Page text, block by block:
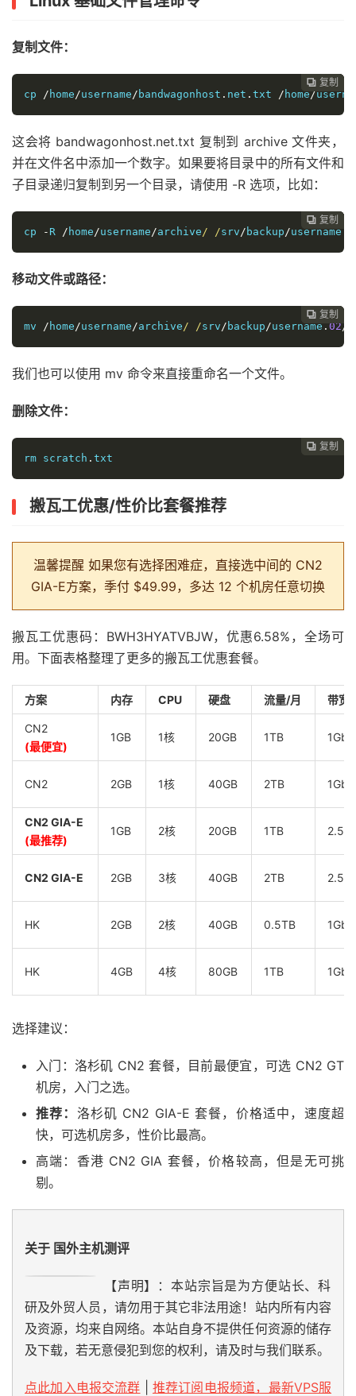
复制文件：
 复制
 复制
 复制
 复制
 复制
 复制
cp
/ home /username / bandwagonhost . net . txt / home /
这会将 bandwagonhost.net.txt 复制到 archive 文件夹，
并在文件名中添加一个数字。如果要将目录中的所有文件和
子目录递归复制到另一个目录，请使用 -R 选项，比如：
 复制
 复制
 复制
 复制
 复制
cp
- R / home /username /archive / /srv / backup /username
移动文件或路径：
 复制
 复制
 复制
 复制
mv
/ home /username /archive / /srv / backup /username . 02 /
我们也可以使用 mv 命令来直接重命名一个文件。
删除文件：
 复制
 复制
 复制
rm scratch . txt
搬瓦工优惠/性价比套餐推荐
温馨提醒 如果您有选择困难症，直接选中间的 CN2
GIA-E方案，季付 $49.99，多达 12 个机房任意切换
搬瓦工优惠码：BWH3HYATVBJW，优惠6.58%，全场可
用。下面表格整理了更多的搬瓦工优惠套餐。
方案 内存 CPU 硬盘 流量/月 带宽
CN2
(最便宜)
1GB 1核 20GB 1TB
CN2 2GB 1核 40GB 2TB
CN2 GIA-E
(最推荐)
1GB 2核 20GB 1TB
CN2 GIA-E 2GB 3核 40GB 2TB
HK 2GB 2核 40GB 0.5TB
HK 4GB 4核 80GB 1TB
选择建议：
入门：洛杉矶 CN2 套餐，目前最便宜，可选 CN2 GT
机房，入门之选。
推荐： 洛杉矶 CN2 GIA-E 套餐，价格适中，速度超
快，可选机房多，性价比最高。
高端：香港 CN2 GIA 套餐，价格较高，但是无可挑
剔。
关于 国外主机测评
【声明】：本站宗旨是为方便站长、科
研及外贸人员，请勿用于其它非法用途！站内所有内容
及资源，均来自网络。本站自身不提供任何资源的储存
及下载，若无意侵犯到您的权利，请及时与我们联系。
点此加入电报交流群
推荐订阅电报频道，最新VPS服